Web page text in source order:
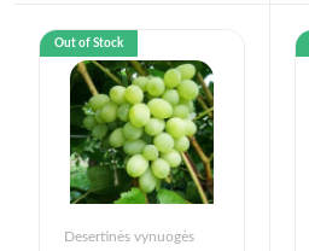
Out of Stock
Desertinės vynuogės